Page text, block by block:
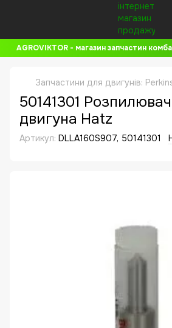
AGROVIKTOR - магазин запчастин
Запчастини для двигунів:
50141301
двигуна Hatz
Артикул: DLLA160S907, 50141301